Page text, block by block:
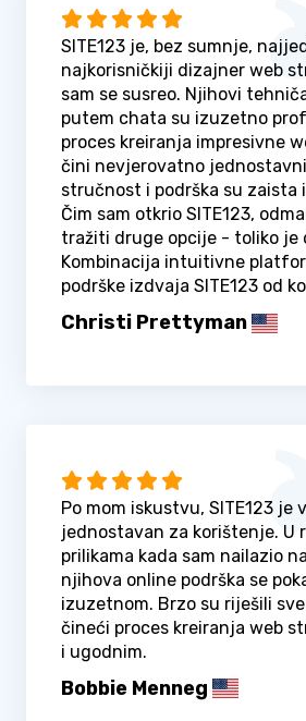
SITE123 je, bez sumnje,
najkorisničkiji dizajner web
sam se susreo. Njihovi
putem chata su izuzetno
proces kreiranja impresivne
čini nevjerovatno
stručnost i podrška su zaista
Čim sam otkrio SITE123,
tražiti druge opcije - toliko je
Kombinacija intuitivne
podrške izdvaja SITE123 od
Christi Prettyman
Po mom iskustvu, SITE123 je
jednostavan za korištenje. U
prilikama kada sam nailazio
njihova online podrška se
izuzetnom. Brzo su riješili
čineći proces kreiranja web
i ugodnim.
Bobbie Menneg